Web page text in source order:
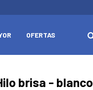
OFERTAS
brisa - blanco